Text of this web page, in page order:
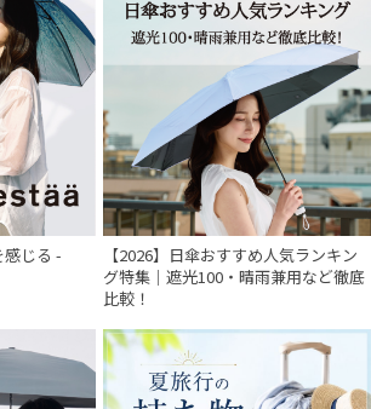
感じる -
【2026】日傘おすすめ人気ランキン
グ特集｜遮光100・晴雨兼用など徹底
比較！